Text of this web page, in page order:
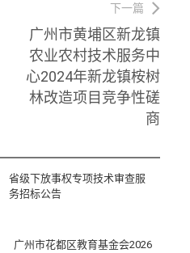
下一篇
Next
post:
广州市黄埔区新龙镇
农业农村技术服务中
心2024年新龙镇桉树
林改造项目竞争性磋
商
省级下放事权专项技术审查服
务招标公告
广州市花都区教育基金会2026